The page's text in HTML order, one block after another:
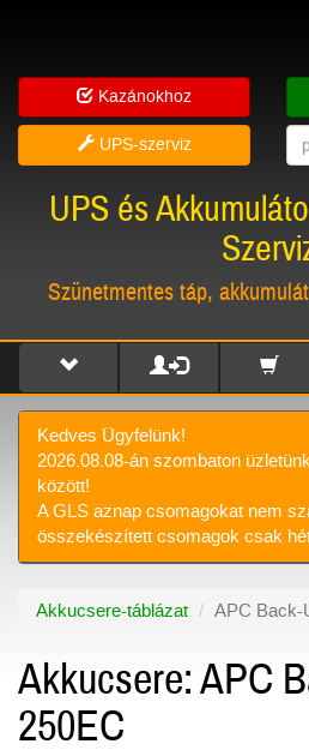
Kazánokhoz
UPS-szerviz
UPS és
Szünetmentes táp,
Kedves Ügyfelünk!
2026.08.08-án szombaton
között!
A GLS aznap csomagokat nem
összekészített csomagok csak
Akkucsere-táblázat APC Back-
Akkucsere: APC
250EC